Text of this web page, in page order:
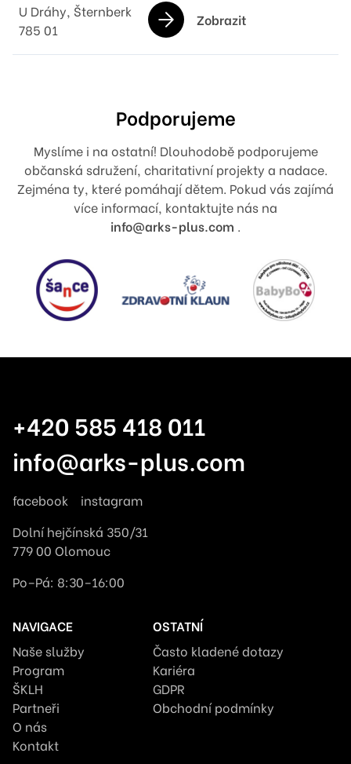
U Dráhy, Šternberk
785 01
Zobrazit
Podporujeme
Myslíme i na ostatní! Dlouhodobě podporujeme
občanská sdružení, charitativní projekty a nadace.
Zejména ty, které pomáhají dětem. Pokud vás zajímá
více informací, kontaktujte nás na
info@arks-plus.com .
+420 585 418 011
info@arks-plus.com
facebook
instagram
Dolní hejčínská 350/31
779 00 Olomouc
Po–Pá: 8:30–16:00
NAVIGACE
Naše služby
Program
ŠKLH
Partneři
O nás
Kontakt
OSTATNÍ
Často kladené dotazy
Kariéra
GDPR
Obchodní podmínky